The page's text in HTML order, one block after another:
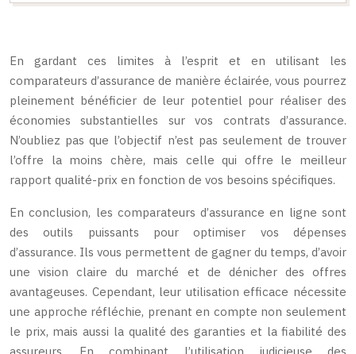
En gardant ces limites à l’esprit et en utilisant les
comparateurs d’assurance de manière éclairée, vous pourrez
pleinement bénéficier de leur potentiel pour réaliser des
économies substantielles sur vos contrats d’assurance.
N’oubliez pas que l’objectif n’est pas seulement de trouver
l’offre la moins chère, mais celle qui offre le meilleur
rapport qualité-prix en fonction de vos besoins spécifiques.
En conclusion, les comparateurs d’assurance en ligne sont
des outils puissants pour optimiser vos dépenses
d’assurance. Ils vous permettent de gagner du temps, d’avoir
une vision claire du marché et de dénicher des offres
avantageuses. Cependant, leur utilisation efficace nécessite
une approche réfléchie, prenant en compte non seulement
le prix, mais aussi la qualité des garanties et la fiabilité des